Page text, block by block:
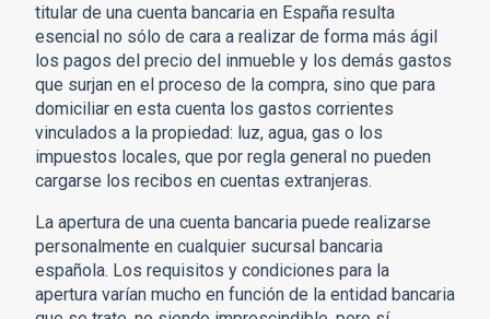
titular de una cuenta bancaria en España resulta
esencial no sólo de cara a realizar de forma más ágil
los pagos del precio del inmueble y los demás gastos
que surjan en el proceso de la compra, sino que para
domiciliar en esta cuenta los gastos corrientes
vinculados a la propiedad: luz, agua, gas o los
impuestos locales, que por regla general no pueden
cargarse los recibos en cuentas extranjeras.
La apertura de una cuenta bancaria puede realizarse
personalmente en cualquier sucursal bancaria
española. Los requisitos y condiciones para la
apertura varían mucho en función de la entidad bancaria